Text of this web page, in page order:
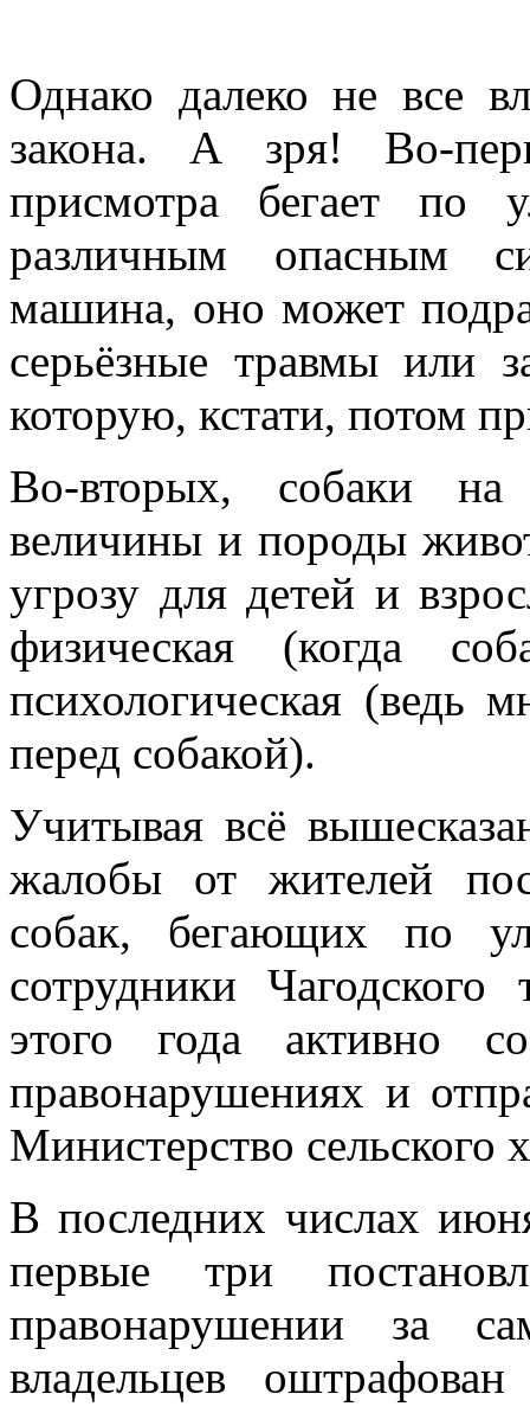
Однако далеко не все
закона. А зря! Во-
присмотра бегает по
различным опасным
машина, оно может
серьёзные травмы или
которую, кстати, потом
Во-вторых, собаки на
величины и породы
угрозу для детей и
физическая (когда
психологическая (ведь
перед собакой).
Учитывая всё
жалобы от жителей
собак, бегающих по
сотрудники Чагодского
этого года активно
правонарушениях и
Министерство сельского
В последних числах
первые три
правонарушении за
владельцев